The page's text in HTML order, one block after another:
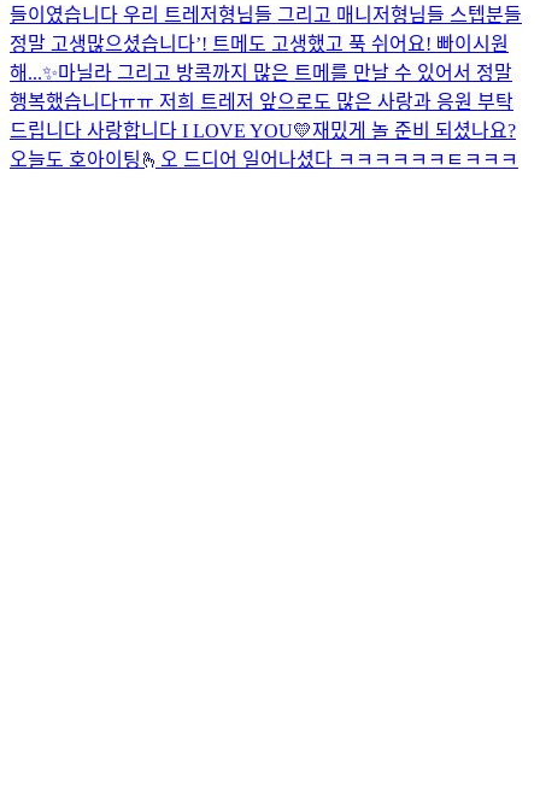
들이였습니다 우리 트레저형님들 그리고 매니저형님들 스텝분들
정말 고생많으셨습니다’! 트메도 고생했고 푹 쉬어요! 빠이 시원
해...✨마닐라 그리고 방콕까지 많은 트메를 만날 수 있어서 정말
행복했습니다ㅠㅠ 저희 트레저 앞으로도 많은 사랑과 응원 부탁
드립니다 사랑합니다 I LOVE YOU💛재밌게 놀 준비 되셨나요?
오늘도 호아이팅🫰 오 드디어 일어나셨다 ㅋㅋㅋㅋㅋㅋㅌㅋㅋㅋ